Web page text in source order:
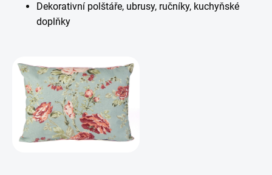
Dekorativní polštáře, ubrusy, ručníky, kuchyňské
doplňky